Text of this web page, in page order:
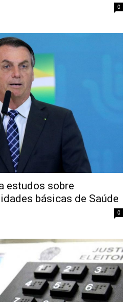
0
estudos sobre
básicas de Saúde
0